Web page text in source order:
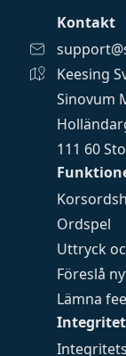
Ordspel
Uttryck
Föreslå
Lämna
Kontakt
Keesing
Sinovum
111 60